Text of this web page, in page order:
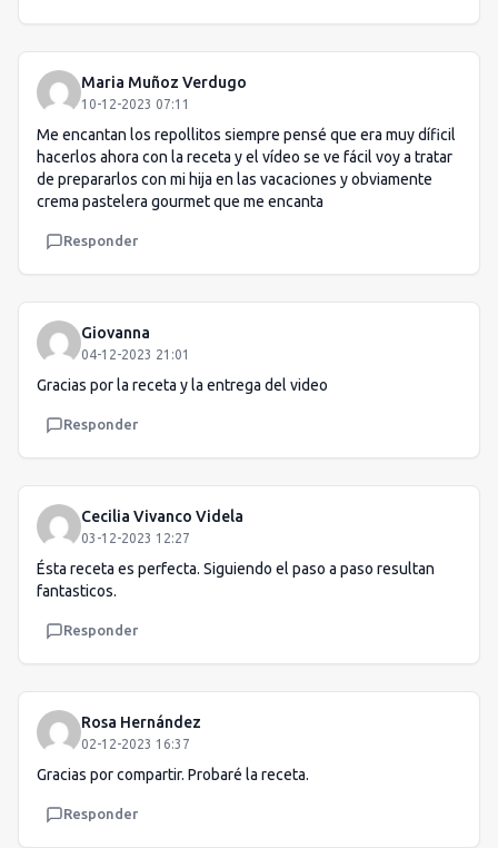
Maria Muñoz Verdugo
10-12-2023 07:11
Me encantan los repollitos siempre pensé que era muy díficil
hacerlos ahora con la receta y el vídeo se ve fácil voy a tratar
de prepararlos con mi hija en las vacaciones y obviamente
crema pastelera gourmet que me encanta
Responder
Giovanna
04-12-2023 21:01
Gracias por la receta y la entrega del video
Responder
Cecilia Vivanco Videla
03-12-2023 12:27
Ésta receta es perfecta. Siguiendo el paso a paso resultan
fantasticos.
Responder
Rosa Hernández
02-12-2023 16:37
Gracias por compartir. Probaré la receta.
Responder